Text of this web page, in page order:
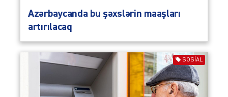
Azərbaycanda bu şəxslərin maaşları
artırılacaq
SOSIAL